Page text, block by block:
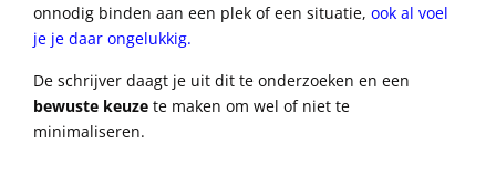
onnodig binden aan een plek of een situatie, ook al voel
je je daar ongelukkig.
De schrijver daagt je uit dit te onderzoeken en een
bewuste keuze te maken om wel of niet te
minimaliseren.